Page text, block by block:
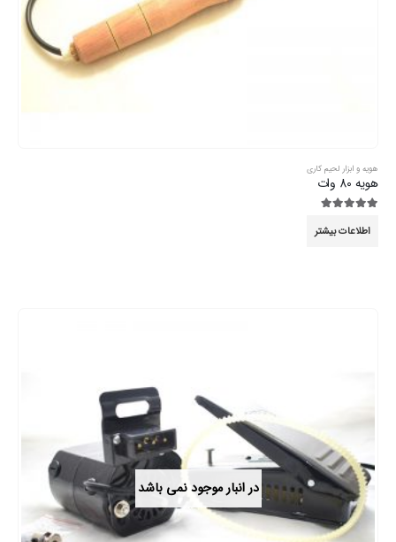
هویه و ابزار لحیم کاری
هویه 80 وات
اطلاعات بیشتر
در انبار موجود نمی باشد